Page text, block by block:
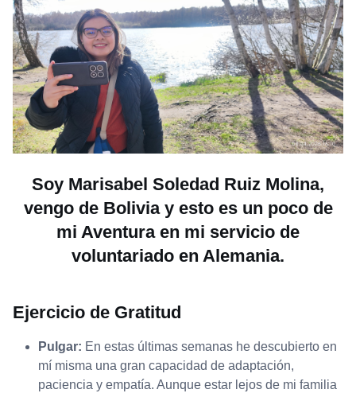
Soy Marisabel Soledad Ruiz Molina,
vengo de Bolivia y esto es un poco de
mi Aventura en mi servicio de
voluntariado en Alemania.
Ejercicio de Gratitud
Pulgar: En estas últimas semanas he descubierto en
mí misma una gran capacidad de adaptación,
paciencia y empatía. Aunque estar lejos de mi familia